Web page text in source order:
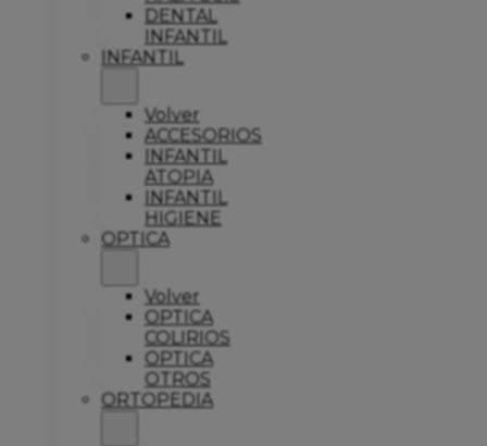
DENTAL
INFANTIL
INFANTIL
Volver
ACCESORIOS
INFANTIL
ATOPIA
INFANTIL
HIGIENE
OPTICA
Volver
OPTICA
COLIRIOS
OPTICA
OTROS
ORTOPEDIA